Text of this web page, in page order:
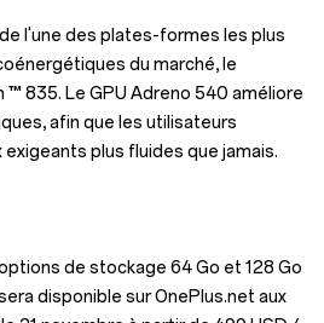
l'une des plates-formes les plus
du marché, le
™ 835. Le GPU Adreno 540 améliore
afin que les utilisateurs
plus fluides que jamais.
de stockage 64 Go et 128 Go
disponible sur OnePlus.net aux